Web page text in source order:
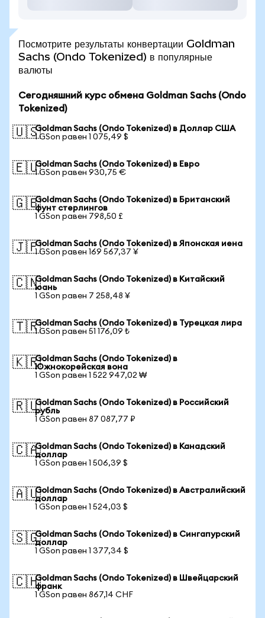
Посмотрите результаты конвертации Goldman
Sachs (Ondo Tokenized) в популярные
валюты
Сегодняшний курс обмена Goldman Sachs (Ondo
Tokenized)
🇺🇸Goldman Sachs (Ondo Tokenized) в Доллар США
1 GSon равен 1 075,49 $
🇪🇺Goldman Sachs (Ondo Tokenized) в Евро
1 GSon равен 930,75 €
🇬🇧Goldman Sachs (Ondo Tokenized) в Британский
фунт стерлингов
1 GSon равен 798,50 £
🇯🇵Goldman Sachs (Ondo Tokenized) в Японская иена
1 GSon равен 169 567,37 ¥
🇨🇳Goldman Sachs (Ondo Tokenized) в Китайский
юань
1 GSon равен 7 258,48 ¥
🇹🇷Goldman Sachs (Ondo Tokenized) в Турецкая лира
1 GSon равен 51 176,09 ₺
🇰🇷Goldman Sachs (Ondo Tokenized) в
Южнокорейская вона
1 GSon равен 1 522 947,02 ₩
🇷🇺Goldman Sachs (Ondo Tokenized) в Российский
рубль
1 GSon равен 87 087,77 ₽
🇨🇦Goldman Sachs (Ondo Tokenized) в Канадский
доллар
1 GSon равен 1 506,39 $
🇦🇺Goldman Sachs (Ondo Tokenized) в Австралийский
доллар
1 GSon равен 1 524,03 $
🇸🇬Goldman Sachs (Ondo Tokenized) в Сингапурский
доллар
1 GSon равен 1 377,34 $
🇨🇭Goldman Sachs (Ondo Tokenized) в Швейцарский
франк
1 GSon равен 867,14 CHF